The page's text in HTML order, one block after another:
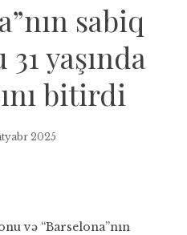
sabiq
yaşında
bitirdi
2025
və “Barselona”nın